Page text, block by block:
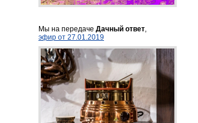
Мы на передаче Дачный ответ,
эфир от 27.01.2019